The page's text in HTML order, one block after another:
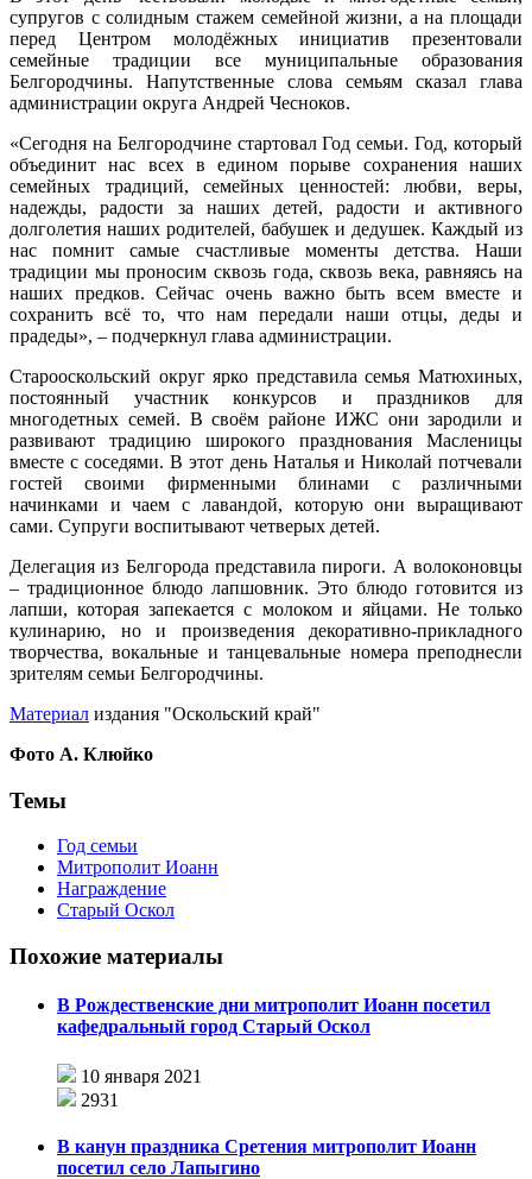
супругов с солидным стажем семейной жизни, а на площади
перед Центром молодёжных инициатив презентовали
семейные традиции все муниципальные образования
Белгородчины. Напутственные слова семьям сказал глава
администрации округа Андрей Чесноков.
«Сегодня на Белгородчине стартовал Год семьи. Год, который
объединит нас всех в едином порыве сохранения наших
семейных традиций, семейных ценностей: любви, веры,
надежды, радости за наших детей, радости и активного
долголетия наших родителей, бабушек и дедушек. Каждый из
нас помнит самые счастливые моменты детства. Наши
традиции мы проносим сквозь года, сквозь века, равняясь на
наших предков. Сейчас очень важно быть всем вместе и
сохранить всё то, что нам передали наши отцы, деды и
прадеды», – подчеркнул глава администрации.
Старооскольский округ ярко представила семья Матюхиных,
постоянный участник конкурсов и праздников для
многодетных семей. В своём районе ИЖС они зародили и
развивают традицию широкого празднования Масленицы
вместе с соседями. В этот день Наталья и Николай потчевали
гостей своими фирменными блинами с различными
начинками и чаем с лавандой, которую они выращивают
сами. Супруги воспитывают четверых детей.
Делегация из Белгорода представила пироги. А волоконовцы
– традиционное блюдо лапшовник. Это блюдо готовится из
лапши, которая запекается с молоком и яйцами. Не только
кулинарию, но и произведения декоративно-прикладного
творчества, вокальные и танцевальные номера преподнесли
зрителям семьи Белгородчины.
Материал издания "Оскольский край"
Фото А. Клюйко
Темы
Год семьи
Митрополит Иоанн
Награждение
Старый Оскол
Похожие материалы
В Рождественские дни митрополит Иоанн посетил
кафедральный город Старый Оскол
10 января 2021
2931
В канун праздника Сретения митрополит Иоанн
посетил село Лапыгино